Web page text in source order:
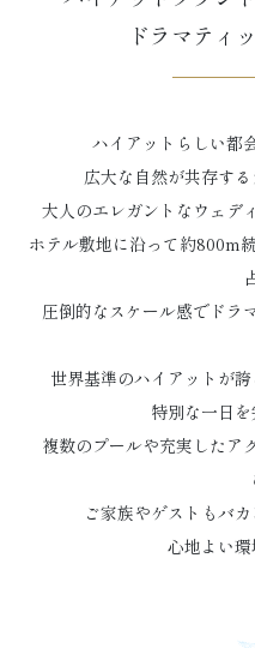
ドラマティ
ハイアットらしい都
広大な自然が共存する
大人のエレガントなウェデ
ホテル敷地に沿って約800m
圧倒的なスケール感でドラ
世界基準のハイアットが誇
特別な一日を
複数のプールや充実したア
ご家族やゲストもバ
心地よい環